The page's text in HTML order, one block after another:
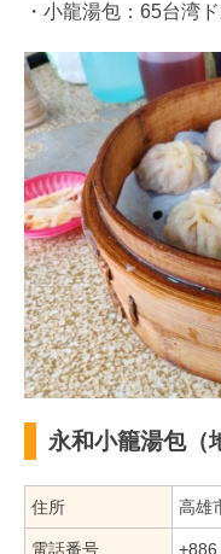
・小龍湯包：65台湾
永和小籠湯包（
住所 高雄
電話番号